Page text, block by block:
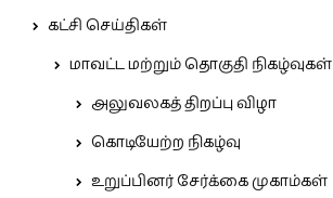
கட்சி செய்திகள்
மாவட்ட மற்றும் தொகுதி நிகழ்வுகள்
அலுவலகத் திறப்பு விழா
கொடியேற்ற நிகழ்வு
உறுப்பினர் சேர்க்கை முகாம்கள்